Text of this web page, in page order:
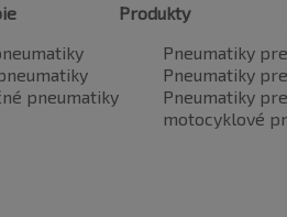
pneumatiky
Produkty
Pneumatiky
Pneumatiky
Pneumatiky pre
motocyklové